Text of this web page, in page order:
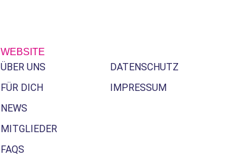
WEBSITE
ÜBER UNS
FÜR DICH
NEWS
MITGLIEDER
FAQS
DATENSCHUTZ
IMPRESSUM